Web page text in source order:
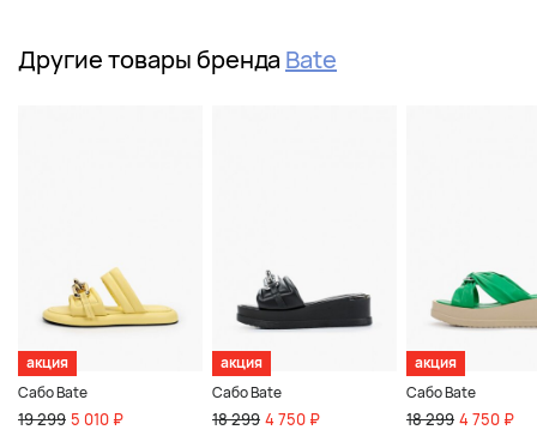
Другие товары бренда Bate
акция
Сабо Bate
19 299 5 010 ₽
акция
Сабо Bate
18 299 4 750 ₽
акция
Сабо Bate
18 299 4 750 ₽